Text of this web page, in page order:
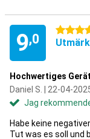
9,0
4.5
Hochwertiges
Daniel S. | 22-04-
Jag
Habe keine
Tut was es soll und